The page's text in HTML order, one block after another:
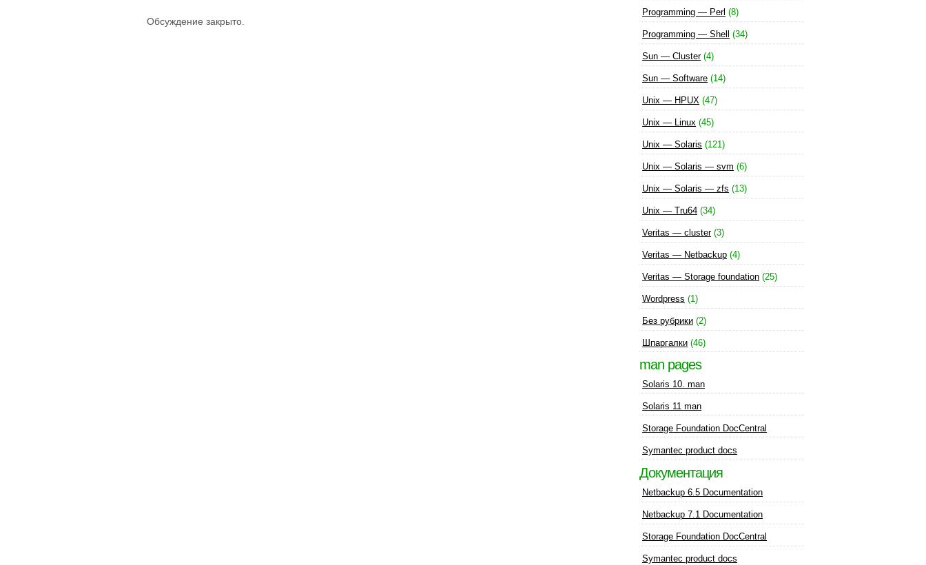
command
Обсуждение закрыто.
Programming — Perl (8)
Programming — Shell (34)
Sun — Cluster(4)
Sun — Software (14)
Unix — HPUX (47)
Unix — Linux (45)
Unix — Solaris (121)
Unix — Solaris — svm (6)
Unix — Solaris — zfs (13)
Unix — Tru64 (34)
Veritas — cluster(3)
Veritas — Netbackup (4)
Veritas — Storage foundation (25)
Wordpress (1)
Без рубрики (2)
Шпаргалки (46)
man pages
Solaris 10. man
Solaris 11 man
Storage Foundation DocCentral
Symantec product docs
Документация
Netbackup 6.5 Documentation
Netbackup 7.1 Documentation
Storage Foundation DocCentral
Symantec product docs